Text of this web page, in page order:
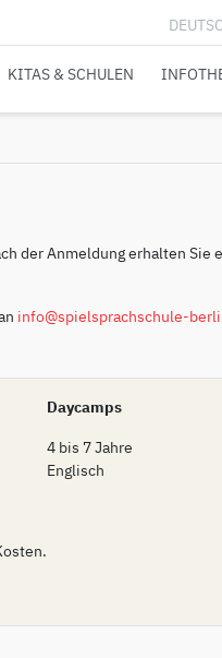
KITAS & SCHULEN
der Anmeldung erhalten Sie
info@spielsprachschule-
Daycamps
4 bis 7 Jahre
Englisch